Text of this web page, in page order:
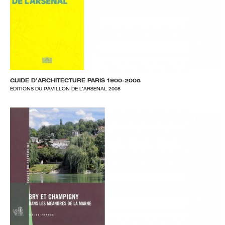
GUIDE D’ARCHITECTURE PARIS 1900-2008
ÉDITIONS DU PAVILLON DE L’ARSENAL 2008